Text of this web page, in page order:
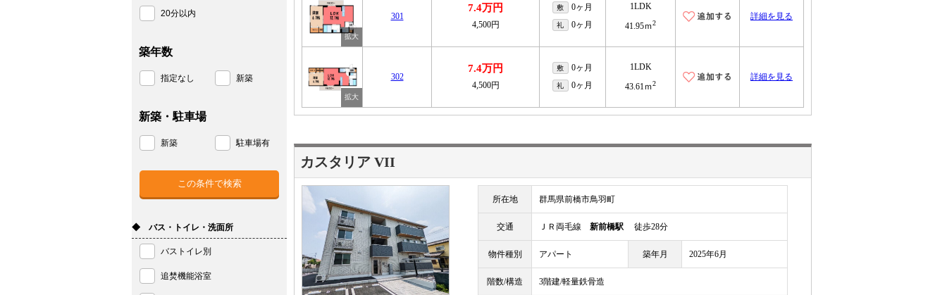
301
7.4万円
4,500円
敷 0ヶ月
礼 0ヶ月
1LDK
41.95ｍ2
詳細を見る
302
7.4万円
4,500円
敷 0ヶ月
礼 0ヶ月
1LDK
43.61ｍ2
詳細を見る
カスタリア VII
所在地 群馬県前橋市鳥羽町
交通 ＪＲ両毛線 新前橋駅 徒歩28分
物件種別 アパート 築年月 2025年6月
階数/構造 3階建/軽量鉄骨造
20分以内
築年数
指定なし 新築
新築・駐車場
新築 駐車場有
◆ バス・トイレ・洗面所
バストイレ別
追焚機能浴室